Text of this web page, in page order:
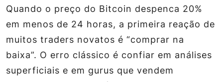
Quando o preço do Bitcoin despenca 20%
em menos de 24 horas, a primeira reação de
muitos traders novatos é “comprar na
baixa”. O erro clássico é confiar em análises
superficiais e em gurus que vendem